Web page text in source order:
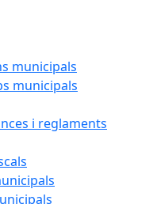
municipals
municipals
i reglaments